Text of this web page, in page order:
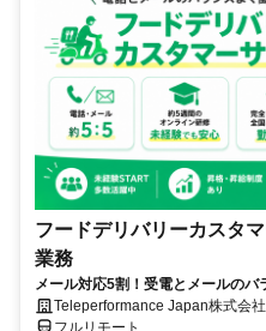
フードデリバリーカスタ
業務
メール対応5割！受電とメールの
Teleperformance Japan株式会社
フルリモート